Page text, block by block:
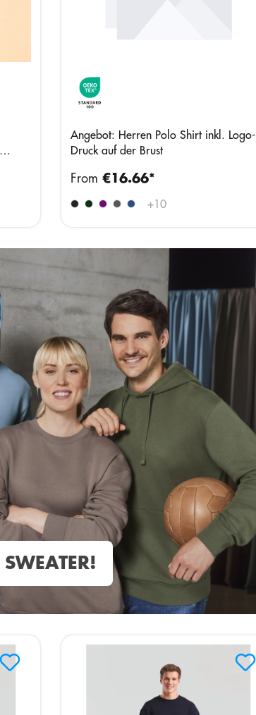
Angebot: Herren Polo Shirt inkl. Logo-
Druck auf der Brust
+10
From €16.66*